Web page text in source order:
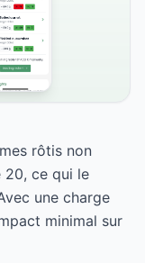
rôtis non
20, ce qui le
une charge
minimal sur